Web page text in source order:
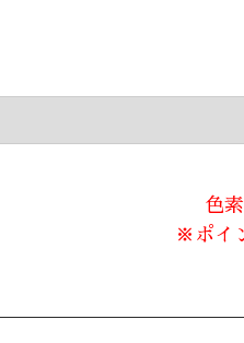
色
※ポイ